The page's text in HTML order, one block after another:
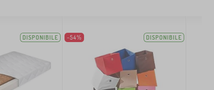
DISPONIBILE -54% DISPONIBILE